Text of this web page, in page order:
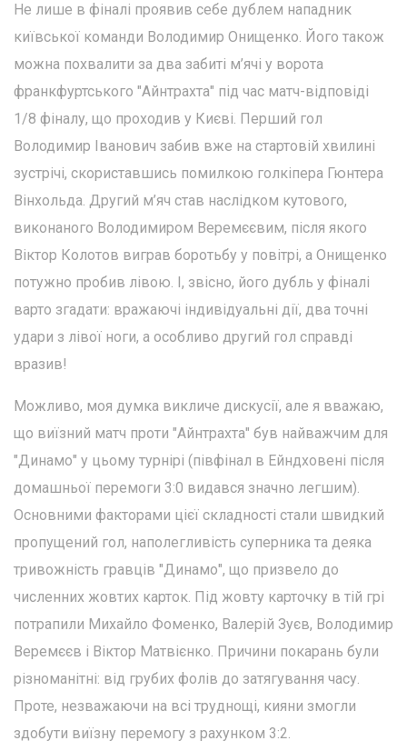
Не лише в фіналі проявив себе дублем нападник
київської команди Володимир Онищенко. Його також
можна похвалити за два забиті м’ячі у ворота
франкфуртського "Айнтрахта" під час матч-відповіді
1/8 фіналу, що проходив у Києві. Перший гол
Володимир Іванович забив вже на стартовій хвилині
зустрічі, скориставшись помилкою голкіпера Гюнтера
Вінхольда. Другий м’яч став наслідком кутового,
виконаного Володимиром Веремєєвим, після якого
Віктор Колотов виграв боротьбу у повітрі, а Онищенко
потужно пробив лівою. І, звісно, його дубль у фіналі
варто згадати: вражаючі індивідуальні дії, два точні
удари з лівої ноги, а особливо другий гол справді
вразив!
Можливо, моя думка викличе дискусії, але я вважаю,
що виїзний матч проти "Айнтрахта" був найважчим для
"Динамо" у цьому турнірі (півфінал в Ейндховені після
домашньої перемоги 3:0 видався значно легшим).
Основними факторами цієї складності стали швидкий
пропущений гол, наполегливість суперника та деяка
тривожність гравців "Динамо", що призвело до
численних жовтих карток. Під жовту карточку в тій грі
потрапили Михайло Фоменко, Валерій Зуєв, Володимир
Веремєєв і Віктор Матвієнко. Причини покарань були
різноманітні: від грубих фолів до затягування часу.
Проте, незважаючи на всі труднощі, кияни змогли
здобути виїзну перемогу з рахунком 3:2.